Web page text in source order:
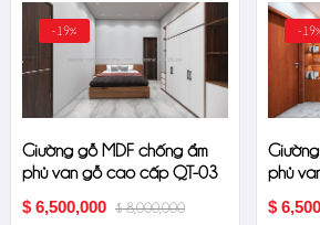
-19%
Giường gỗ MDF chống ẩm
phủ van gỗ cao cấp QT-03
$ 6,500,000 $ 8,000,000
-
phủ
$